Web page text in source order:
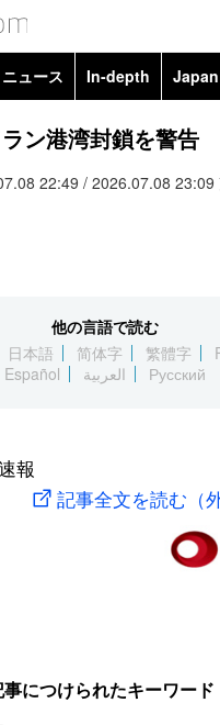
简体
繁
ニュース In-depth
ン港湾封鎖を警告
22:49 / 2026.07.08 23:09
他の言語で読む
日本語 简体字 繁體字
Español
العربية Русский
報
記事全文を読む（
につけられたキーワード